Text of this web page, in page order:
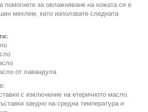
помогнете за овлажняване на кожата си е
мехлем, като използвате следната
от лавандула
с изключение на етеричното масло.
заедно на средна температура и